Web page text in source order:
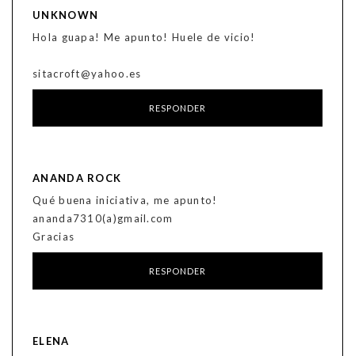
UNKNOWN
Hola guapa! Me apunto! Huele de vicio!
sitacroft@yahoo.es
RESPONDER
ANANDA ROCK
Qué buena iniciativa, me apunto!
ananda7310(a)gmail.com
Gracias
RESPONDER
ELENA